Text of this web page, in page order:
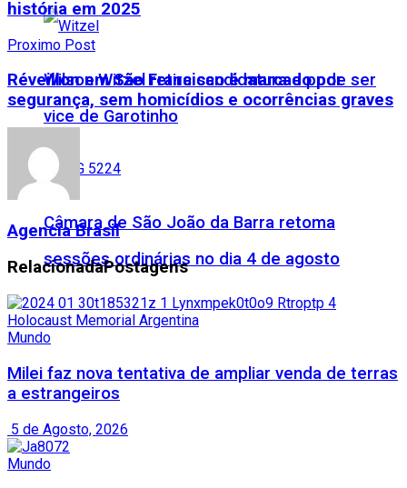
Wilson Witzel retira candidatura e pode ser
vice de Garotinho
Câmara de São João da Barra retoma
sessões ordinárias no dia 4 de agosto
história em 2025
Proximo Post
Réveillon em São Francisco é marcado por
segurança, sem homicídios e ocorrências graves
Agencia Brasil
RelacionadaPostagens
Mundo
Milei faz nova tentativa de ampliar venda de terras
a estrangeiros
5 de Agosto, 2026
Mundo